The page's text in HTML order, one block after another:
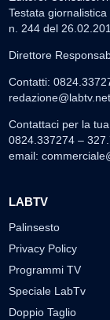
Testata
n. 244 del
Direttore
Contatti:
redazione@labtv.net
Contattaci per la
0824.337274 –
email:
LABTV
Palinsesto
Privacy Policy
Programmi TV
Speciale LabTv
Doppio Taglio